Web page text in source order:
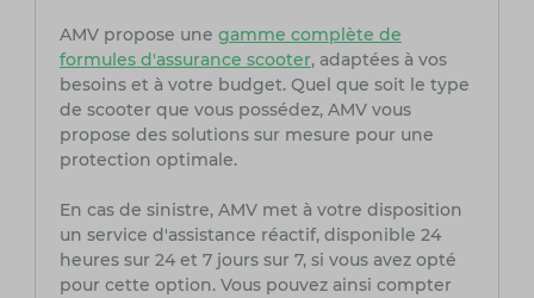
AMV propose une gamme complète de
formules d'assurance scooter, adaptées à vos
besoins et à votre budget. Quel que soit le type
de scooter que vous possédez, AMV vous
propose des solutions sur mesure pour une
protection optimale.
En cas de sinistre, AMV met à votre disposition
un service d'assistance réactif, disponible 24
heures sur 24 et 7 jours sur 7, si vous avez opté
pour cette option. Vous pouvez ainsi compter